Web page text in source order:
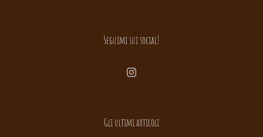
Seguimi sui social!
Gli ultimi articoli